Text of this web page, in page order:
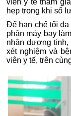
viên y tế tham
hẹp trong khi số
Để hạn chế tối
phân máy bay
nhân dương tính,
xét nghiệm và
viên y tế, trên